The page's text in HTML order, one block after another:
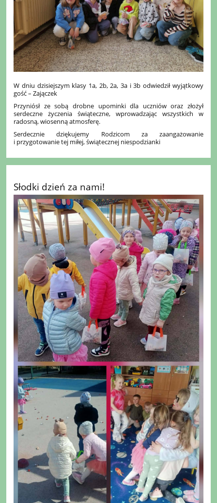
W dniu dzisiejszym klasy 1a, 2b, 2a, 3a i 3b odwiedził wyjątkowy
gość – Zajączek
Przyniósł ze sobą drobne upominki dla uczniów oraz złożył
serdeczne życzenia świąteczne, wprowadzając wszystkich w
radosną, wiosenną atmosferę.
Serdecznie dziękujemy Rodzicom za zaangażowanie
i przygotowanie tej miłej, świątecznej niespodzianki
Słodki dzień za nami!